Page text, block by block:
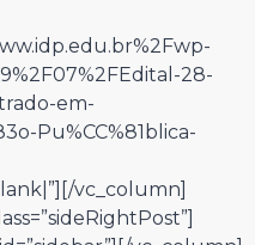
28-
em-
Pu%CC%81blica-
vc_column]